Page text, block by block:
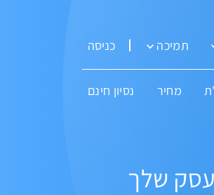
תמיכה כניסה
מחיר נסיון חינם
שלך